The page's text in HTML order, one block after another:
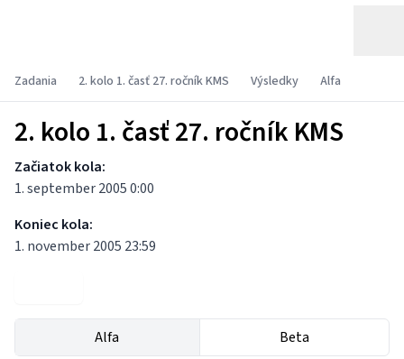
Zadania 2. kolo 1. časť 27. ročník KMS Výsledky Alfa
2. kolo 1. časť 27. ročník KMS
Začiatok kola:
1. september 2005 0:00
Koniec kola:
1. november 2005 23:59
Alfa Beta